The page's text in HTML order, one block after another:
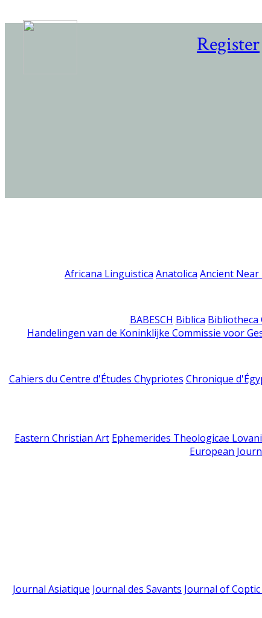
Register
Africana Linguistica Anatolica Ancient Near
BABESCH Biblica Bibliotheca
Handelingen van de Koninklijke Commissie voor
Cahiers du Centre d'Études Chypriotes Chronique
Eastern Christian Art Ephemerides Theologicae
European
Journal Asiatique Journal des Savants Journal of